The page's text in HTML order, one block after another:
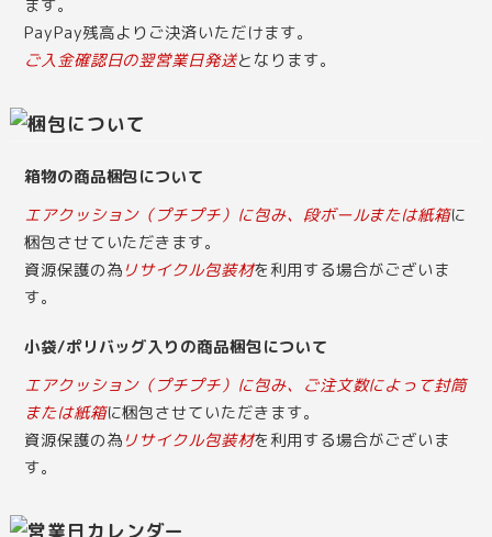
ます。
PayPay残高よりご決済いただけます。
ご入金確認日の翌営業日発送となります。
箱物の商品梱包について
エアクッション（プチプチ）に包み、段ボールまたは紙箱に
梱包させていただきます。
資源保護の為 リサイクル包装材を利用する場合がございま
す。
小袋/ポリバッグ入りの商品梱包について
エアクッション（プチプチ）に包み、ご注文数によって封筒
または紙箱に梱包させていただきます。
資源保護の為 リサイクル包装材を利用する場合がございま
す。